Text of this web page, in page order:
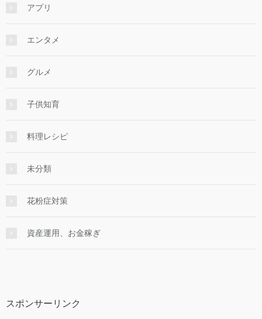
アプリ
エンタメ
グルメ
子供知育
料理レシピ
未分類
花粉症対策
資産運用、お金稼ぎ
スポンサーリンク